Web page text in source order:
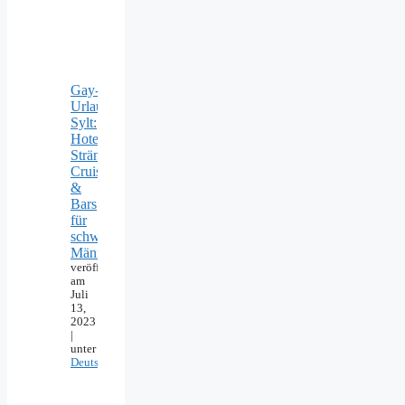
Gay-
Urlaub
Sylt:
Hotels,
Strände,
Cruising
&
Bars
für
schwule
Männer
veröffentlicht
am
Juli
13,
2023
unter
Deutschland